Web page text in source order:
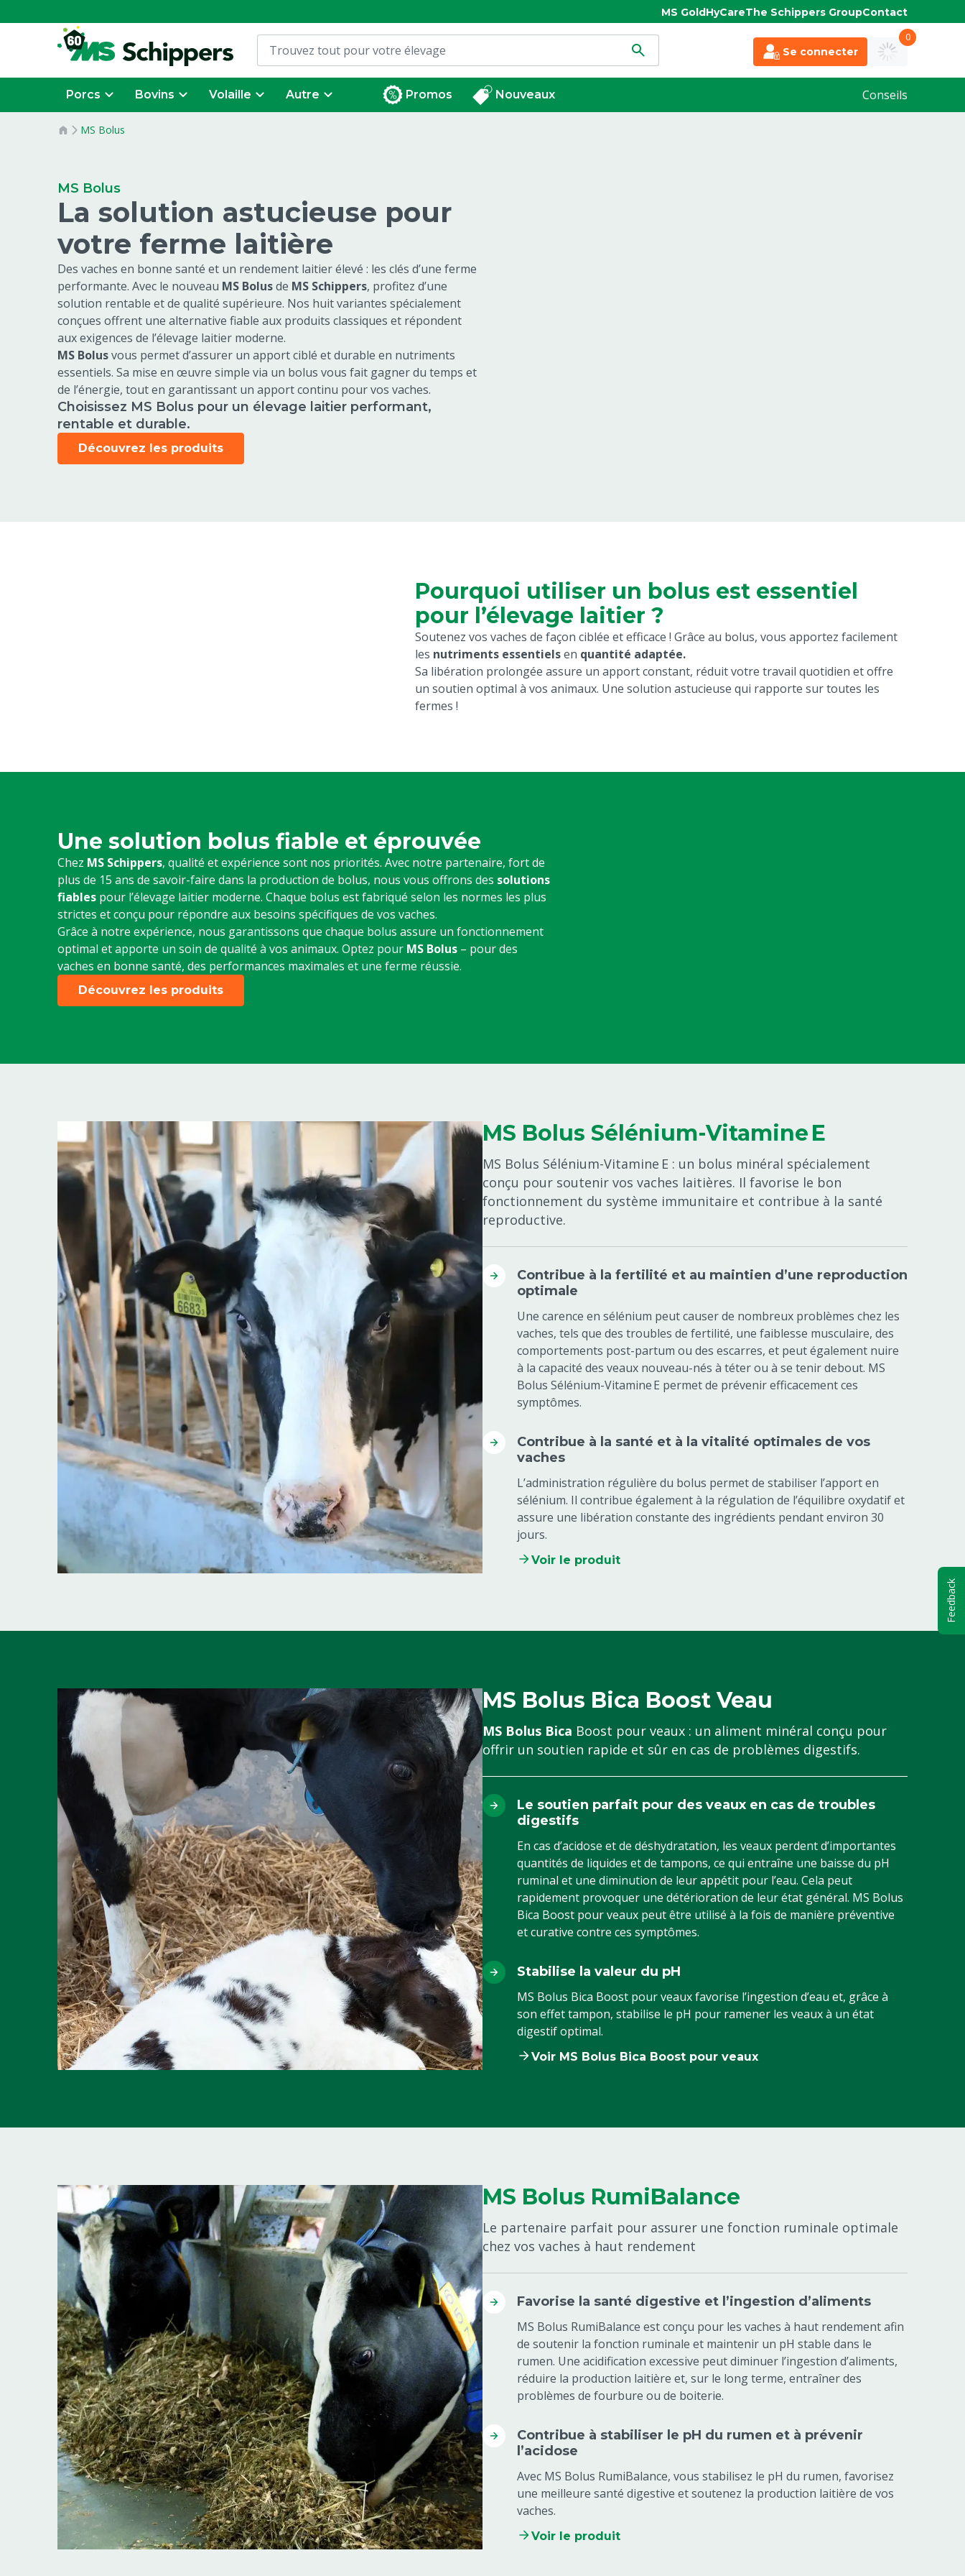
MS GoldHyCareThe Schippers GroupContact
Se connecter
0
Porcs Bovins Volaille Autre Promos Nouveaux Conseils
MS Bolus
MS Bolus
La solution astucieuse pour
votre ferme laitière
Des vaches en bonne santé et un rendement laitier élevé : les clés d’une ferme
performante. Avec le nouveau MS Bolusde MS Schippers, profitez d’une
solution rentable et de qualité supérieure. Nos huit variantes spécialement
conçues offrent une alternative fiable aux produits classiques et répondent
aux exigences de l’élevage laitier moderne.
MS Bolusvous permet d’assurer un apport ciblé et durable en nutriments
essentiels. Sa mise en œuvre simple via un bolus vous fait gagner du temps et
de l’énergie, tout en garantissant un apport continu pour vos vaches.
Choisissez MS Bolus pour un élevage laitier performant,
rentable et durable.
Découvrez les produits
Pourquoi utiliser un bolus est essentiel
pour l’élevage laitier ?
Soutenez vos vaches de façon ciblée et efficace ! Grâce au bolus, vous apportez facilement
les nutriments essentielsen quantité adaptée.
Sa libération prolongée assure un apport constant, réduit votre travail quotidien et offre
un soutien optimal à vos animaux. Une solution astucieuse qui rapporte sur toutes les
fermes !
Une solution bolus fiable et éprouvée
Chez MS Schippers, qualité et expérience sont nos priorités. Avec notre partenaire, fort de
plus de 15 ans de savoir-faire dans la production de bolus, nous vous offrons des solutions
fiables pour l’élevage laitier moderne. Chaque bolus est fabriqué selon les normes les plus
strictes et conçu pour répondre aux besoins spécifiques de vos vaches.
Grâce à notre expérience, nous garantissons que chaque bolus assure un fonctionnement
optimal et apporte un soin de qualité à vos animaux. Optez pour MS Bolus – pour des
vaches en bonne santé, des performances maximales et une ferme réussie.
Découvrez les produits
MS Bolus Sélénium-Vitamine E
MS Bolus Sélénium-Vitamine E : un bolus minéral spécialement
conçu pour soutenir vos vaches laitières. Il favorise le bon
fonctionnement du système immunitaire et contribue à la santé
reproductive.
Contribue à la fertilité et au maintien d’une reproduction
optimale
Une carence en sélénium peut causer de nombreux problèmes chez les
vaches, tels que des troubles de fertilité, une faiblesse musculaire, des
comportements post-partum ou des escarres, et peut également nuire
à la capacité des veaux nouveau-nés à téter ou à se tenir debout. MS
Bolus Sélénium-Vitamine E permet de prévenir efficacement ces
symptômes.
Contribue à la santé et à la vitalité optimales de vos
vaches
L’administration régulière du bolus permet de stabiliser l’apport en
sélénium. Il contribue également à la régulation de l’équilibre oxydatif et
assure une libération constante des ingrédients pendant environ 30
jours.
Voir le produit
MS Bolus Bica Boost Veau
MS Bolus Bica Boost pour veaux : un aliment minéral conçu pour
offrir un soutien rapide et sûr en cas de problèmes digestifs.
Le soutien parfait pour des veaux en cas de troubles
digestifs
En cas d’acidose et de déshydratation, les veaux perdent d’importantes
quantités de liquides et de tampons, ce qui entraîne une baisse du pH
ruminal et une diminution de leur appétit pour l’eau. Cela peut
rapidement provoquer une détérioration de leur état général. MS Bolus
Bica Boost pour veaux peut être utilisé à la fois de manière préventive
et curative contre ces symptômes.
Stabilise la valeur du pH
MS Bolus Bica Boost pour veaux favorise l’ingestion d’eau et, grâce à
son effet tampon, stabilise le pH pour ramener les veaux à un état
digestif optimal.
Voir MS Bolus Bica Boost pour veaux
MS Bolus RumiBalance
Le partenaire parfait pour assurer une fonction ruminale optimale
chez vos vaches à haut rendement
Favorise la santé digestive et l’ingestion d’aliments
MS Bolus RumiBalance est conçu pour les vaches à haut rendement afin
de soutenir la fonction ruminale et maintenir un pH stable dans le
rumen. Une acidification excessive peut diminuer l’ingestion d’aliments,
réduire la production laitière et, sur le long terme, entraîner des
problèmes de fourbure ou de boiterie.
Contribue à stabiliser le pH du rumen et à prévenir
l’acidose
Avec MS Bolus RumiBalance, vous stabilisez le pH du rumen, favorisez
une meilleure santé digestive et soutenez la production laitière de vos
vaches.
Voir le produit
Feedback